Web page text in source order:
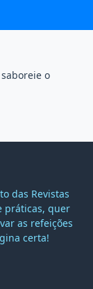
o
das Revistas
práticas, quer
as refeições
certa!